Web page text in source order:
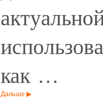
как …
Дальше